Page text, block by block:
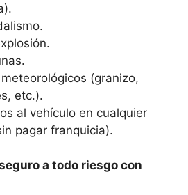
(granizo,
etc.).
al vehículo en cualquier
pagar franquicia).
a todo riesgo con